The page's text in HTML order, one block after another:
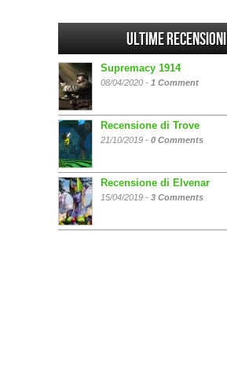
Ultime Recensioni
Supremacy 1914
08/04/2020 - 1 Comment
Recensione di Trove
21/10/2019 - 0 Comments
Recensione di Elvenar
15/04/2019 - 3 Comments